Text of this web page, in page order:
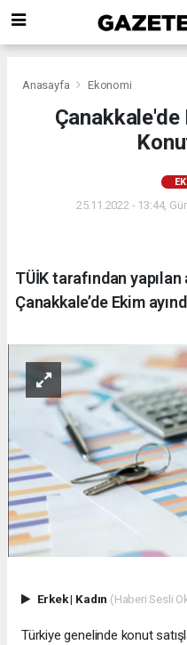
Anasayfa Ekonomi
Çanakkale'de
25.11.2022 - 13:44,
TÜİK tarafından
Çanakkale’de Ekim
Erkek| Kadın (Haberi Sesli
Türkiye genelinde konut